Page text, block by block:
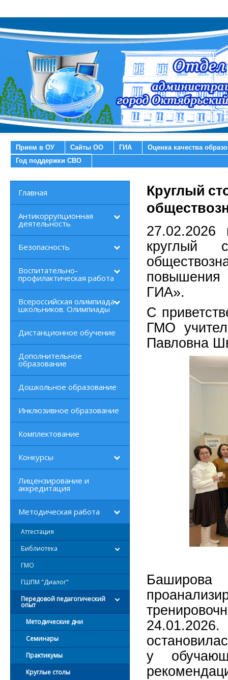
Прием в ОУ Сайты ОО ГИА
Оценка качества
Год поддержки СВО
Главная
Антикоррупционная
деятельность
Безопасность
Воспитательно-
профилактическая работа
Всероссийская олимпиада
школьников. Олимпиады
Дистанционное обучение
Дополнительное
образование
Дошкольное образование
Инклюзивное образование
Комплектование
Конкурсы
Лицензирование и
аккредитация
Методическая работа
Аттестация
Библиотека
ГМО
ГШПМ "Диалог"
Передовой педагогический
опыт
Методические дни
Семинары
Практикумы
Круглые столы
Круглый
круглый
повышения
ГИА».
С
ГМО
Павловна
у